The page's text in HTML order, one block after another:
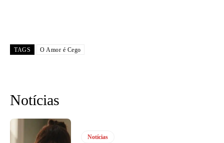
TAGS O Amor é Cego
Notícias
Notícias